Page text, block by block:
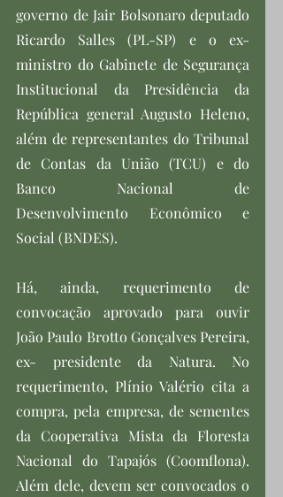
governo de Jair Bolsonaro deputado
Ricardo Salles (PL-SP) e o ex-
ministro do Gabinete de Segurança
Institucional da Presidência da
República general Augusto Heleno,
além de representantes do Tribunal
de Contas da União (TCU) e do
Banco Nacional de
Desenvolvimento Econômico e
Social (BNDES).
Há, ainda, requerimento de
convocação aprovado para ouvir
João Paulo Brotto Gonçalves Pereira,
ex- presidente da Natura. No
requerimento, Plínio Valério cita a
compra, pela empresa, de sementes
da Cooperativa Mista da Floresta
Nacional do Tapajós (Coomflona).
Além dele, devem ser convocados o